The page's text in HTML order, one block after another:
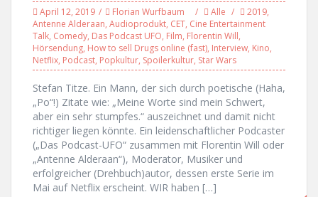
April 12, 2019 Florian Wurfbaum Alle 2019,
Antenne Alderaan, Audioprodukt, CET, Cine Entertainment
Talk, Comedy, Das Podcast UFO, Film, Florentin Will,
Hörsendung, How to sell Drugs online (fast), Interview, Kino,
Netflix, Podcast, Popkultur, Spoilerkultur, Star Wars
Stefan Titze. Ein Mann, der sich durch poetische (Haha,
„Po“!) Zitate wie: „Meine Worte sind mein Schwert,
aber ein sehr stumpfes.“ auszeichnet und damit nicht
richtiger liegen könnte. Ein leidenschaftlicher Podcaster
(„Das Podcast-UFO“ zusammen mit Florentin Will oder
„Antenne Alderaan“), Moderator, Musiker und
erfolgreicher (Drehbuch)autor, dessen erste Serie im
Mai auf Netflix erscheint. WIR haben […]